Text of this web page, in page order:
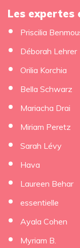
Les
Priscilia
Déborah Lehrer
Orilia Korchia
Bella Schwarz
Mariacha Drai
Miriam Peretz
Sarah Lévy
Hava
Laureen Behar
essentielle
Ayala Cohen
Myriam B.